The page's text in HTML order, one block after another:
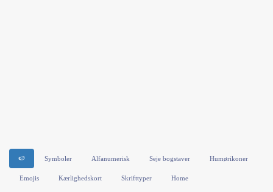
🍉 Symboler Alfanumerisk Seje bogstaver Humørikoner
Emojis Kærlighedskort Skrifttyper Home